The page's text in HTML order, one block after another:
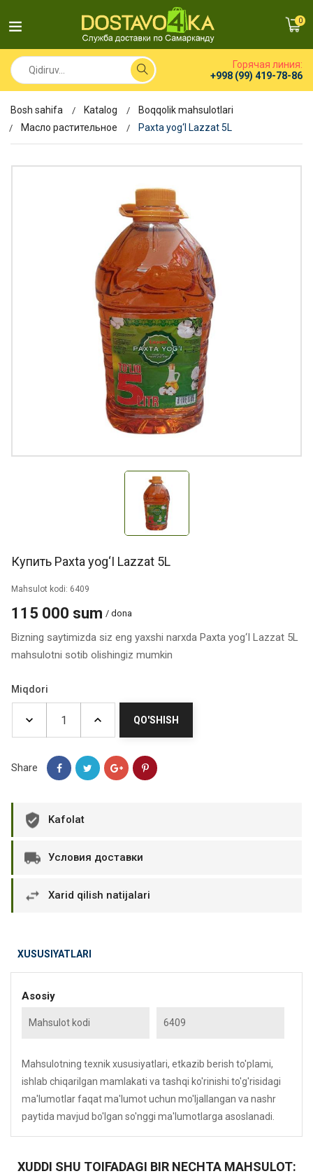
0
Горячая линия:
+998 (99) 419-78-86
Bosh sahifa Katalog
Boqqolik mahsulotlari
Масло растительное
Paxta yog‘I Lazzat 5L
Купить Paxta yog‘I Lazzat 5L
Mahsulot kodi: 6409
115 000 sum / dona
Bizning saytimizda siz eng yaxshi narxda Paxta yog‘I Lazzat 5L
mahsulotni sotib olishingiz mumkin
Miqdori
QO'SHISH
Share
Kafolat
Условия доставки
Xarid qilish natijalari
XUSUSIYATLARI
Asosiy
Mahsulot kodi 6409
Mahsulotning texnik xususiyatlari, etkazib berish to'plami,
ishlab chiqarilgan mamlakati va tashqi ko'rinishi to'g'risidagi
ma'lumotlar faqat ma'lumot uchun mo'ljallangan va nashr
paytida mavjud bo'lgan so'nggi ma'lumotlarga asoslanadi.
XUDDI SHU TOIFADAGI BIR NECHTA MAHSULOT: